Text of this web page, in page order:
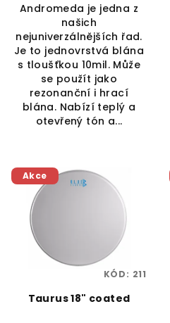
Andromeda je jedna z
našich
nejuniverzálnějších řad.
Je to jednovrstvá blána
s tloušťkou 10mil. Může
se použít jako
rezonanční i hrací
blána. Nabízí teplý a
otevřený tón a...
Akce
Taurus 18" coated
KÓD: 211